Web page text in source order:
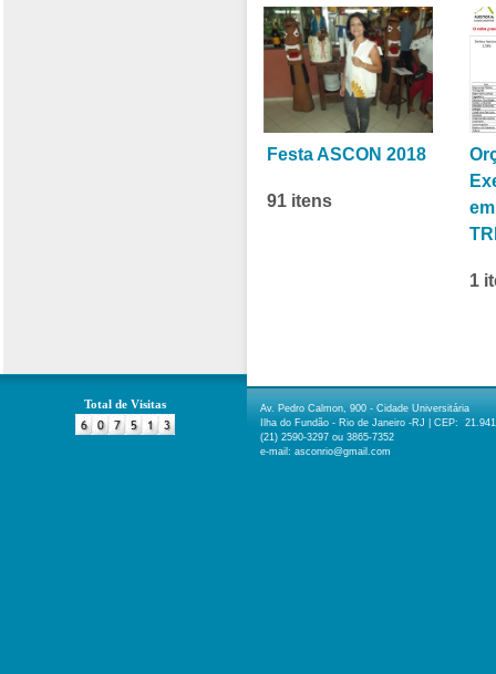
Festa ASCON 2018
91 itens
1
Total de Visitas
Av. Pedro Calmon, 900 - Cidade Universitária
Ilha do Fundão - Rio de Janeiro -RJ | CEP:
(21) 2590-3297 ou 3865-7352
e-mail: asconrio@gmail.com